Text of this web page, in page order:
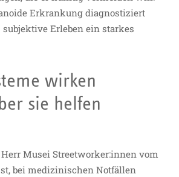
Erkrankung diagnostiziert
Erleben ein starkes
wirken
sie helfen
Musei Streetworker:innen vom
bei medizinischen Notfällen